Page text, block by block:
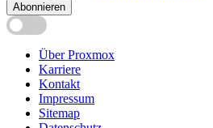
Abonnieren
Über Proxmox
Karriere
Kontakt
Impressum
Sitemap